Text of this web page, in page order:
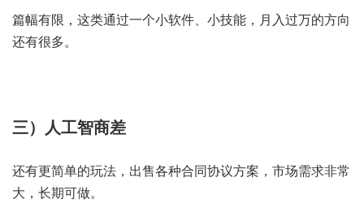
篇幅有限，这类通过一个小软件、小技能，月入过万的方向
还有很多。
三）人工智商差
还有更简单的玩法，出售各种合同协议方案，市场需求非常
大，长期可做。